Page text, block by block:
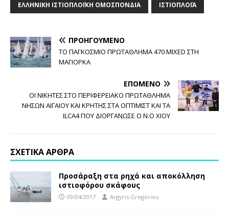
ΕΛΛΗΝΙΚΉ ΙΣΤΙΟΠΛΟΪΚΉ ΟΜΟΣΠΟΝΔΊΑ ΙΣΤΙΟΠΛΟΪ́Α
ΠΡΟΗΓΟΎΜΕΝΟ
ΤΟ ΠΑΓΚΟΣΜΙΟ ΠΡΩΤΑΘΛΗΜΑ 470 MIXED ΣΤΗ
ΜΑΓΙΟΡΚΑ
ΕΠΌΜΕΝΟ
ΟΙ ΝΙΚΗΤΕΣ ΣΤΟ ΠΕΡΙΦΕΡΕΙΑΚΟ ΠΡΩΤΑΘΛΗΜΑ
ΝΗΣΩΝ ΑΙΓΑΙΟΥ ΚΑΙ ΚΡΗΤΗΣ ΣΤΑ ΟΠΤΙΜΙΣΤ ΚΑΙ ΤΑ
ILCA4 ΠΟΥ ΔΙΟΡΓΑΝΩΣΕ Ο Ν.Ο ΧΙΟΥ
ΣΧΕΤΙΚΆ ΆΡΘΡΑ
Προσάραξη στα ρηχά και αποκόλληση
ιστιοφόρου σκάφους
09/04/2017 Argyris Gregoriou